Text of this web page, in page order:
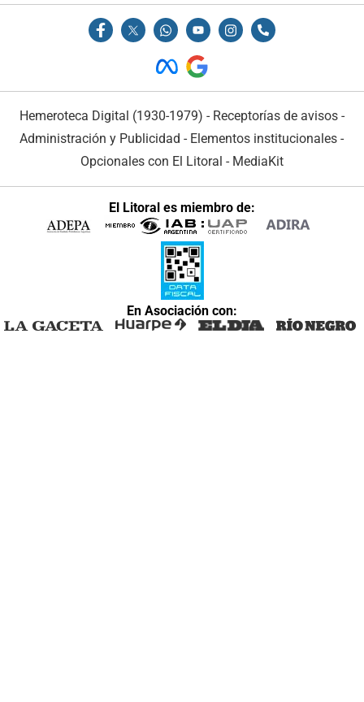
Hemeroteca Digital (1930-1979) - Receptorías de avisos -
Administración y Publicidad - Elementos institucionales -
Opcionales con El Litoral - MediaKit
El Litoral es miembro de:
En Asociación con: